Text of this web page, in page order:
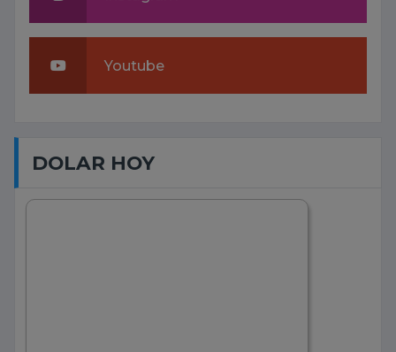
Youtube
DOLAR HOY